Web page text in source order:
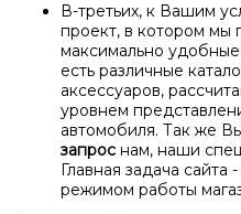
В-третьих, к Вашим
проект, в котором мы
максимально
есть различные
аксессуаров,
уровнем
автомобиля. Так же
запрос нам, наши
Главная задача сайта
режимом работы